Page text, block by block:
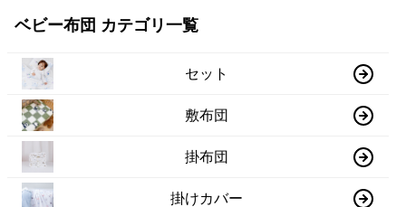
ベビー布団 カテゴリ一覧
セット
敷布団
掛布団
掛けカバー